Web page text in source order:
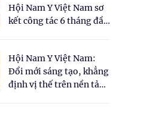
truyền Việt Nam"
Hội Nam Y Việt Nam sơ
kết công tác 6 tháng đầu
Hội Nam Y Việt Nam:
Đổi mới sáng tạo, khẳng
định vị thế trên nền tảng